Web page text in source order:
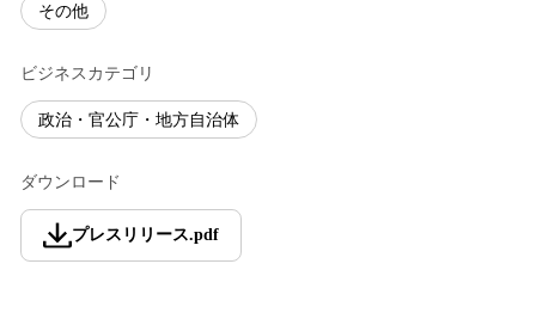
その他
ビジネスカテゴリ
政治・官公庁・地方自治体
ダウンロード
プレスリリース.pdf